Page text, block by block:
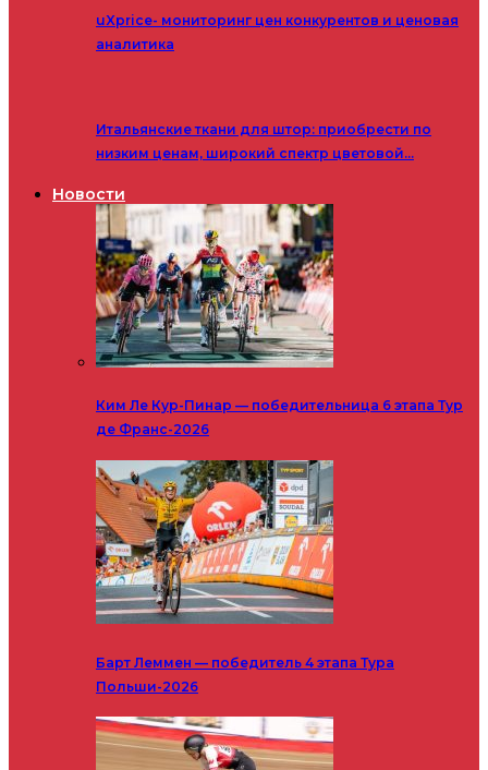
uXprice- мониторинг цен конкурентов и ценовая
аналитика
Итальянские ткани для штор: приобрести по
низким ценам, широкий спектр цветовой…
Новости
Ким Ле Кур-Пинар — победительница 6 этапа Тур
де Франс-2026
Барт Леммен — победитель 4 этапа Тура
Польши-2026